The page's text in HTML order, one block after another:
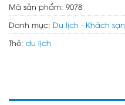
Mã sản phẩm: 9078
Danh mục: Du lịch - Khách sạn
Thẻ: du lịch